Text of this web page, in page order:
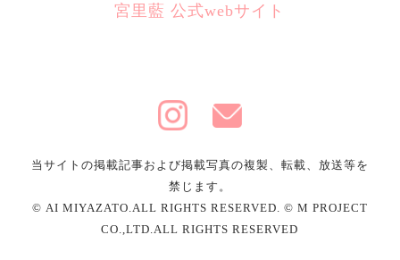
宮里藍 公式webサイト
当サイトの掲載記事および掲載写真の複製、転載、放送等を
禁じます。
© AI MIYAZATO.ALL RIGHTS RESERVED. © M PROJECT
CO.,LTD.ALL RIGHTS RESERVED